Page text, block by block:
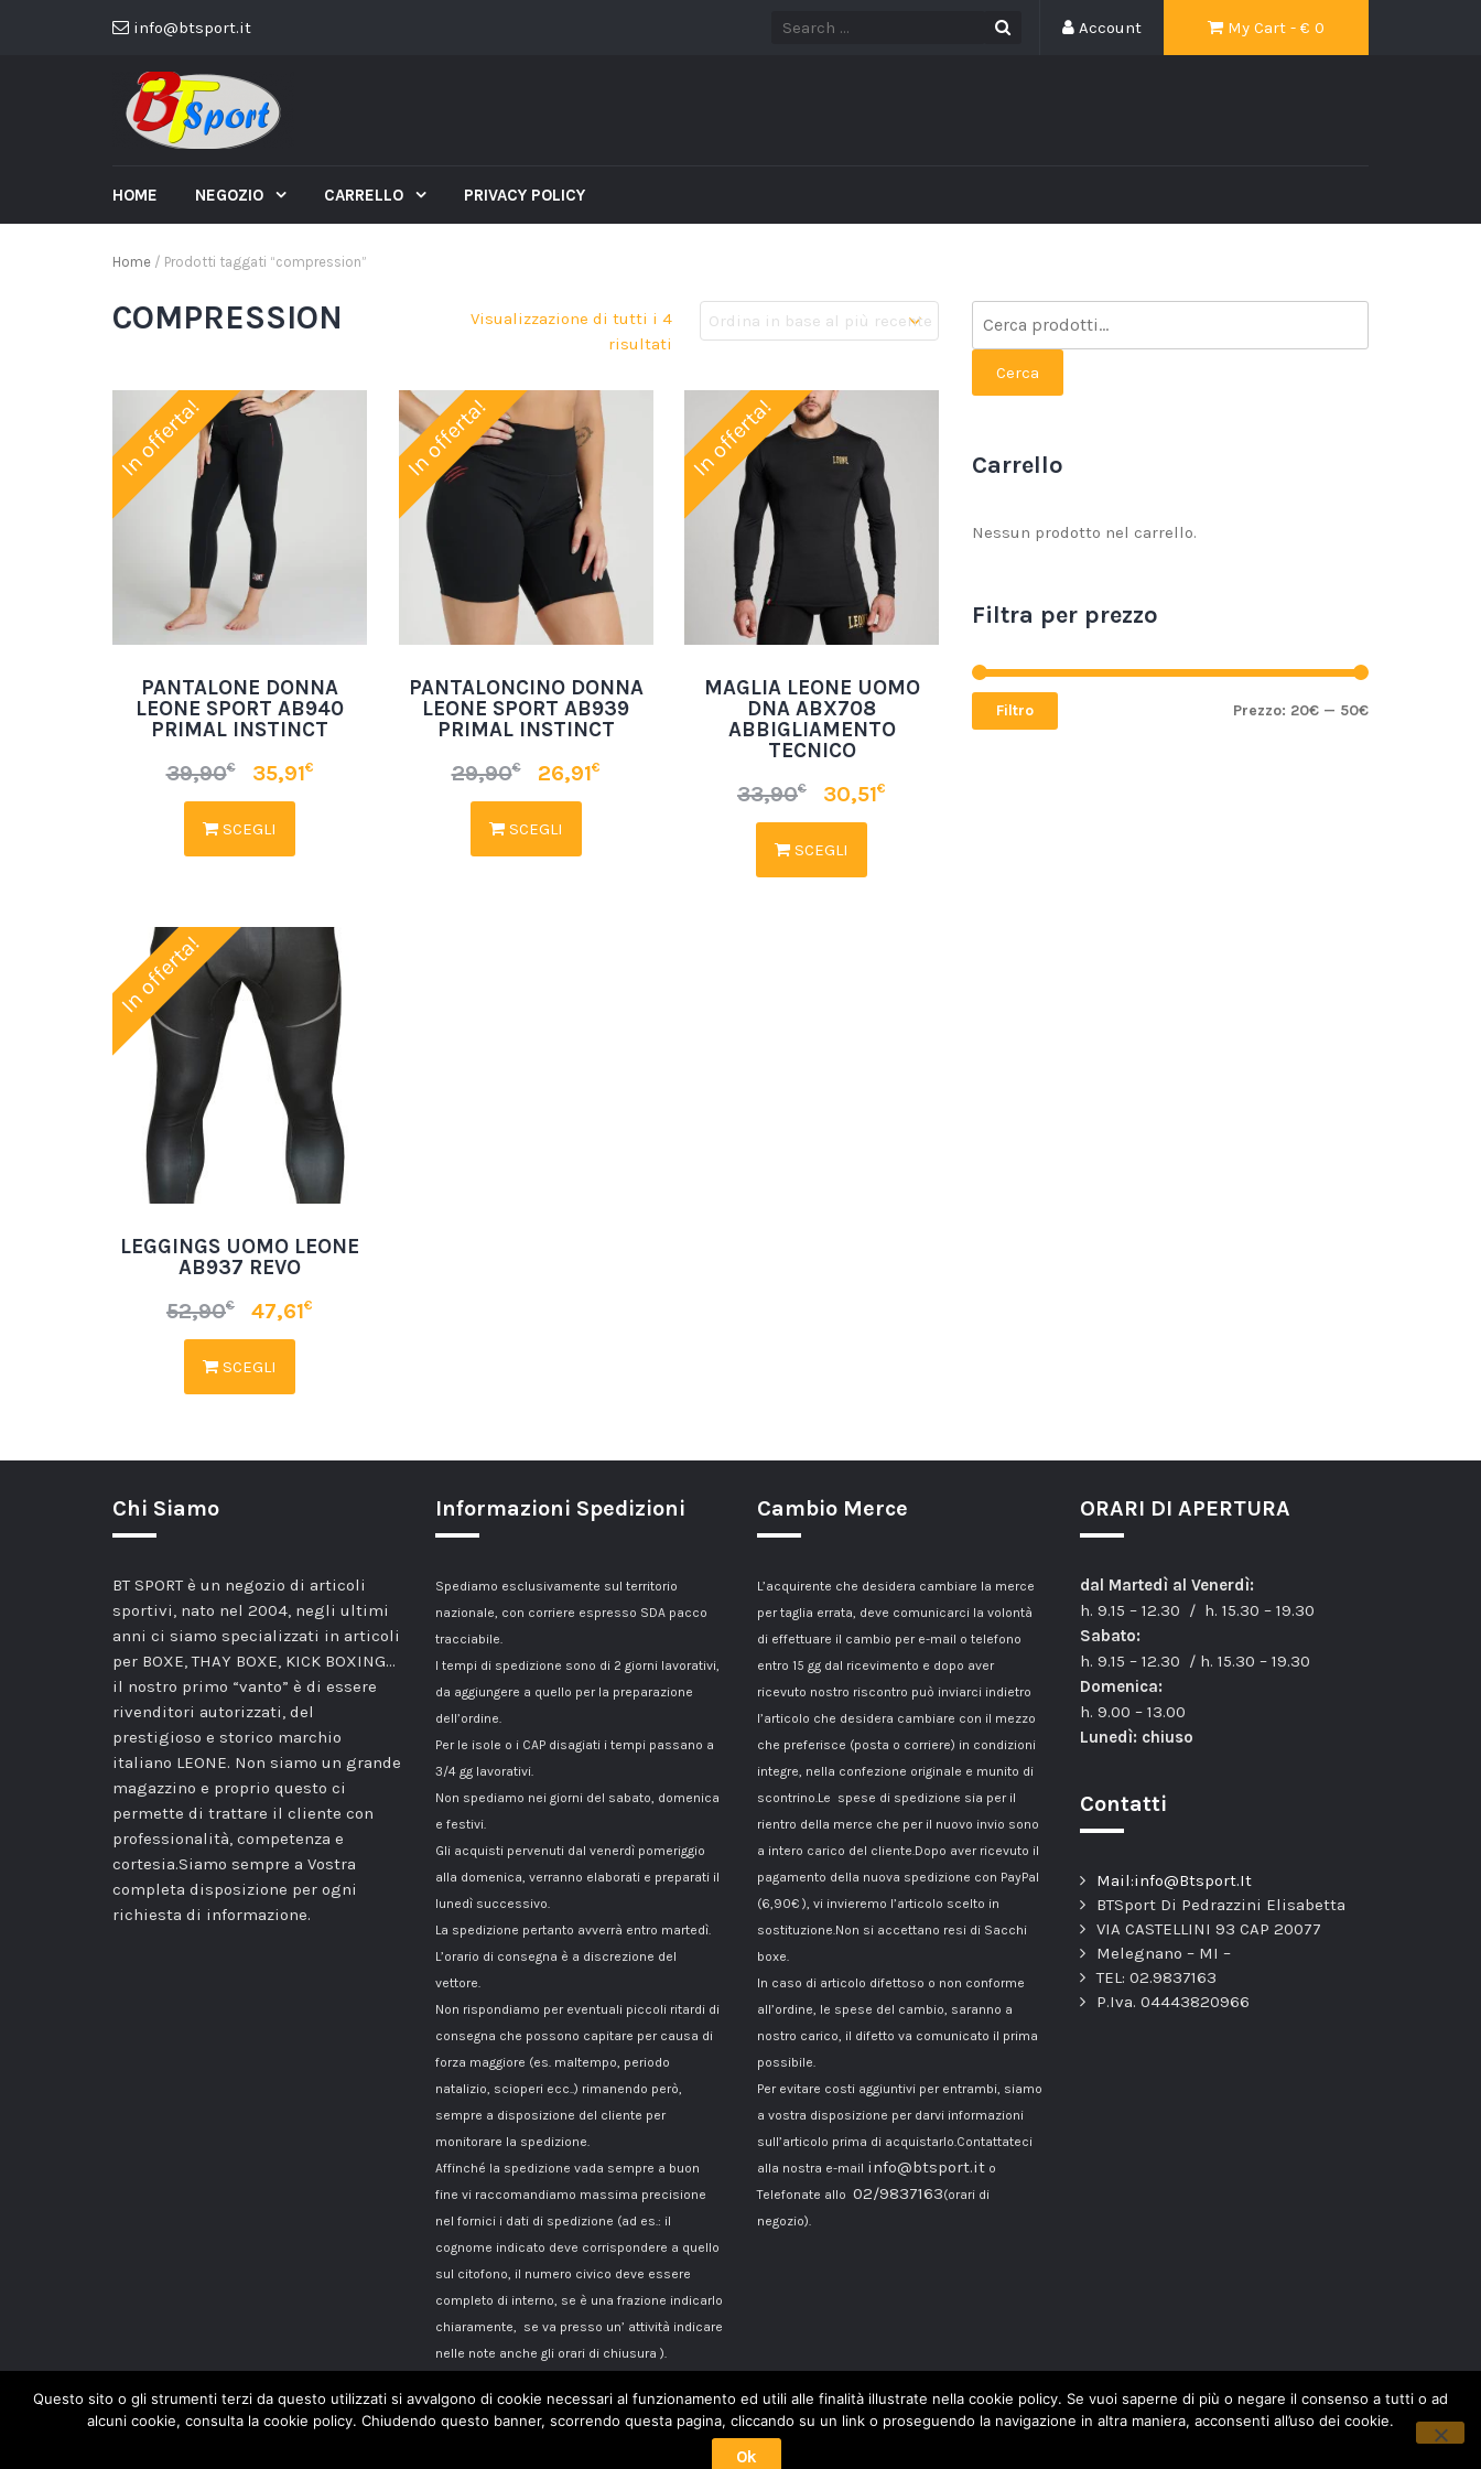
info@btsport.it My Cart - € 0
Account
HOME NEGOZIO CARRELLO PRIVACY POLICY
Home / Prodotti taggati “compression”
COMPRESSION
Visualizzazione di tutti i 4
risultati
In offerta!
PANTALONE DONNA
LEONE SPORT AB940
PRIMAL INSTINCT
39,90€ 35,91€
SCEGLI
In offerta!
PANTALONCINO DONNA
LEONE SPORT AB939
PRIMAL INSTINCT
29,90€ 26,91€
SCEGLI
In offerta!
MAGLIA LEONE UOMO
DNA ABX708
ABBIGLIAMENTO
TECNICO
33,90€ 30,51€
SCEGLI
In offerta!
LEGGINGS UOMO LEONE
AB937 REVO
52,90€ 47,61€
SCEGLI
Cerca
Carrello
Nessun prodotto nel carrello.
Filtra per prezzo
Filtro Prezzo: 20€ — 50€
Chi Siamo
BT SPORT è un negozio di articoli
sportivi, nato nel 2004, negli ultimi
anni ci siamo specializzati in articoli
per BOXE, THAY BOXE, KICK BOXING…
il nostro primo “vanto” è di essere
rivenditori autorizzati, del
prestigioso e storico marchio
italiano LEONE. Non siamo un grande
magazzino e proprio questo ci
permette di trattare il cliente con
professionalità, competenza e
cortesia.Siamo sempre a Vostra
completa disposizione per ogni
richiesta di informazione.
Informazioni Spedizioni
Spediamo esclusivamente sul territorio
nazionale, con corriere espresso SDA pacco
tracciabile.
I tempi di spedizione sono di 2 giorni lavorativi,
da aggiungere a quello per la preparazione
dell’ordine.
Per le isole o i CAP disagiati i tempi passano a
3/4 gg lavorativi.
Non spediamo nei giorni del sabato, domenica
e festivi.
Gli acquisti pervenuti dal venerdì pomeriggio
alla domenica, verranno elaborati e preparati il
lunedì successivo.
La spedizione pertanto avverrà entro martedì.
L’orario di consegna è a discrezione del
vettore.
Non rispondiamo per eventuali piccoli ritardi di
consegna che possono capitare per causa di
forza maggiore (es. maltempo, periodo
natalizio, scioperi ecc..) rimanendo però,
sempre a disposizione del cliente per
monitorare la spedizione.
Affinché la spedizione vada sempre a buon
fine vi raccomandiamo massima precisione
nel fornici i dati di spedizione (ad es.: il
cognome indicato deve corrispondere a quello
sul citofono, il numero civico deve essere
completo di interno, se è una frazione indicarlo
chiaramente, se va presso un’ attività indicare
nelle note anche gli orari di chiusura ).
Cambio Merce
L’acquirente che desidera cambiare la merce
per taglia errata, deve comunicarci la volontà
di effettuare il cambio per e-mail o telefono
entro 15 gg dal ricevimento e dopo aver
ricevuto nostro riscontro può inviarci indietro
l’articolo che desidera cambiare con il mezzo
che preferisce (posta o corriere) in condizioni
integre, nella confezione originale e munito di
scontrino.Le spese di spedizione sia per il
rientro della merce che per il nuovo invio sono
a intero carico del cliente.Dopo aver ricevuto il
pagamento della nuova spedizione con PayPal
(6,90€ ), vi invieremo l’articolo scelto in
sostituzione.Non si accettano resi di Sacchi
boxe.
In caso di articolo difettoso o non conforme
all’ordine, le spese del cambio, saranno a
nostro carico, il difetto va comunicato il prima
possibile.
Per evitare costi aggiuntivi per entrambi, siamo
a vostra disposizione per darvi informazioni
sull’articolo prima di acquistarlo.Contattateci
alla nostra e-mail info@btsport.it o
Telefonate allo 02/9837163(orari di
negozio).
ORARI DI APERTURA
dal Martedì al Venerdì:
h. 9.15 – 12.30 / h. 15.30 – 19.30
Sabato:
h. 9.15 – 12.30 / h. 15.30 – 19.30
Domenica:
h. 9.00 – 13.00
Lunedì: chiuso
Contatti
Mail:info@Btsport.It
BTSport Di Pedrazzini Elisabetta
VIA CASTELLINI 93 CAP 20077
Melegnano – MI –
TEL: 02.9837163
P.Iva. 04443820966
Questo sito o gli strumenti terzi da questo utilizzati si avvalgono di cookie necessari al funzionamento ed utili alle finalità illustrate nella cookie policy. Se vuoi saperne di più o negare il consenso a tutti o ad
alcuni cookie, consulta la cookie policy. Chiudendo questo banner, scorrendo questa pagina, cliccando su un link o proseguendo la navigazione in altra maniera, acconsenti all’uso dei cookie.
Ok